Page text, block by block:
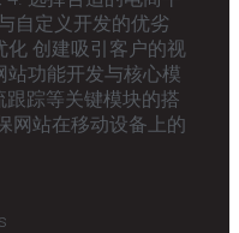
自定义开发的优劣
化 创建吸引客户的视
站功能开发与核心模
踪等关键模块的搭
网站在移动设备上的